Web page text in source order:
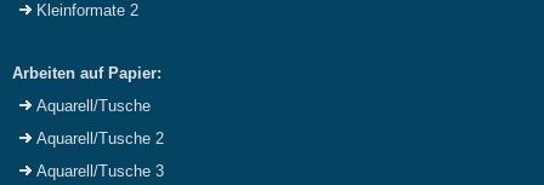
Kleinformate 2
Arbeiten auf Papier:
Aquarell/Tusche
Aquarell/Tusche 2
Aquarell/Tusche 3